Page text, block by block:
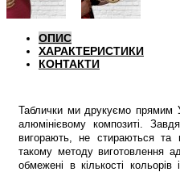
ОПИС
ХАРАКТЕРИСТИКИ
КОНТАКТИ
Таблички ми друкуємо
алюмінієвому композиті.
вигорають, не стираються та
такому методу виготовлення
обмежені в кількості